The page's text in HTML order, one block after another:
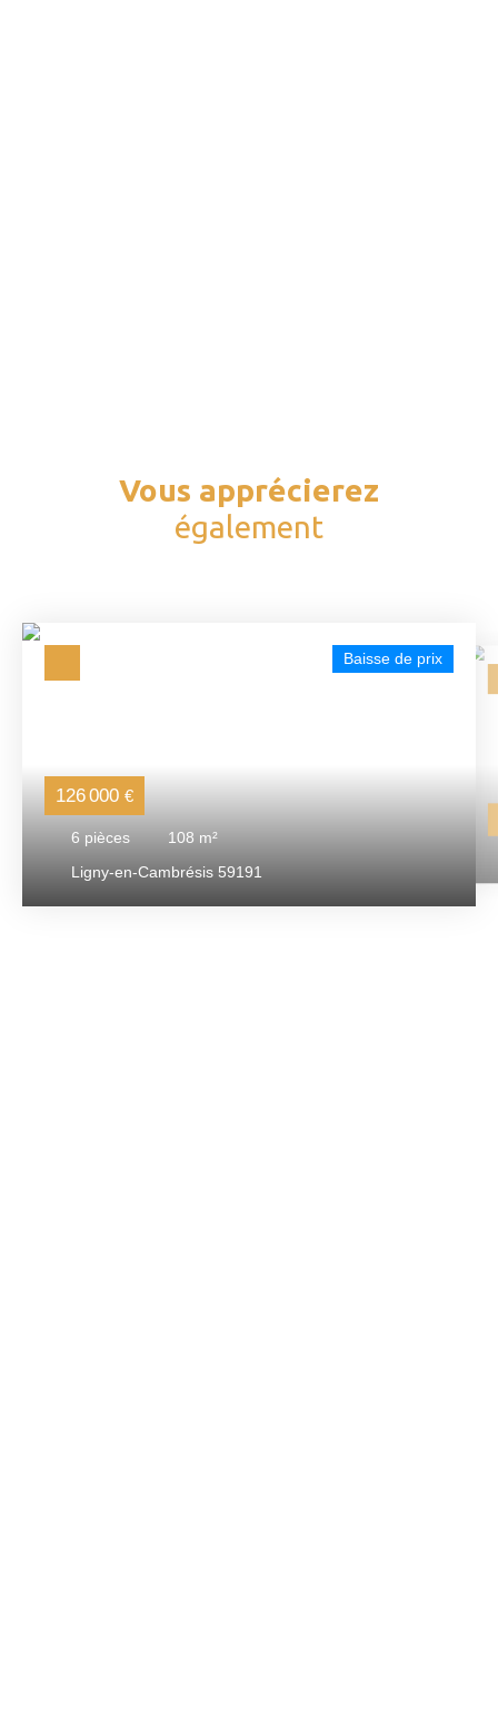
Vous apprécierez
également
126 000 €
6 pièces 108 m²
Ligny-en-Cambrésis 59191
Baisse de prix